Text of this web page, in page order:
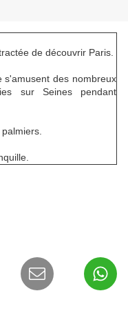
de découvrir Paris.
s'amusent des nombreux
sur Seines pendant